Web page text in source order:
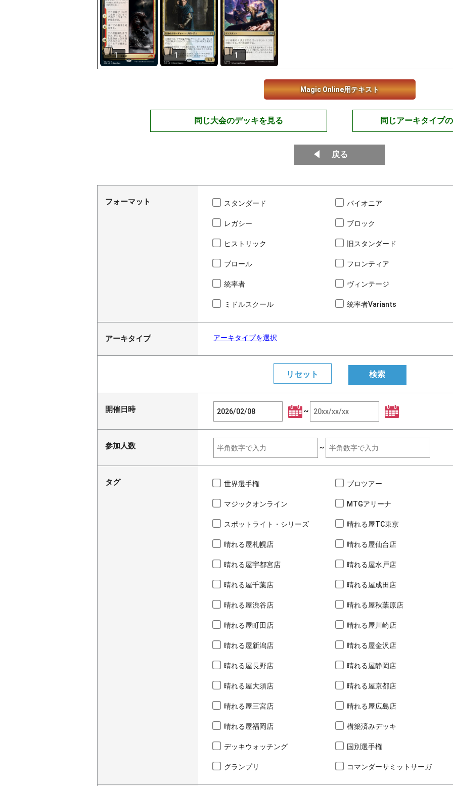
1 1 1
Magic Online用テキスト
同じ大会のデッキを見る 同じアーキタイプ
戻る
フォーマット スタンダード パイオニア
レガシー ブロック
ヒストリック 旧スタンダード
ブロール フロンティア
統率者 ヴィンテージ
ミドルスクール 統率者Variants
アーキタイプ アーキタイプを選択
開催日時 ~
参加人数 ~
タグ 世界選手権 プロツアー
マジックオンライン MTGアリーナ
スポットライト・シリーズ 晴れる屋TC東京
晴れる屋札幌店 晴れる屋仙台店
晴れる屋宇都宮店 晴れる屋水戸店
晴れる屋千葉店 晴れる屋成田店
晴れる屋渋谷店 晴れる屋秋葉原店
晴れる屋町田店 晴れる屋川崎店
晴れる屋新潟店 晴れる屋金沢店
晴れる屋長野店 晴れる屋静岡店
晴れる屋大須店 晴れる屋京都店
晴れる屋三宮店 晴れる屋広島店
晴れる屋福岡店 構築済みデッキ
デッキウォッチング 国別選手権
グランプリ コマンダーサミットサーガ